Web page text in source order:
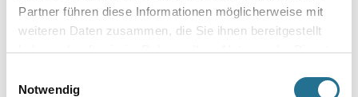
Partner führen diese Informationen möglicherweise mit
weiteren Daten zusammen, die Sie ihnen bereitgestellt
haben oder die sie im Rahmen Ihrer Nutzung der Dienste
Notwendig
Gebinde